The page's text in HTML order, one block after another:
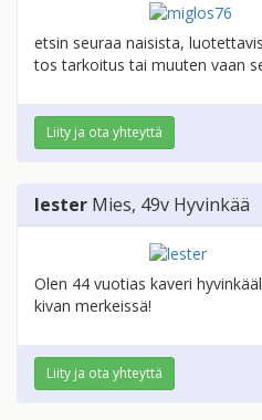
etsin seuraa naisista,
tos tarkoitus tai muuten vaan
Liity ja ota yhteyttä
lester Mies, 49v Hyvinkää
Olen 44 vuotias kaveri
kivan merkeissä!
Liity ja ota yhteyttä